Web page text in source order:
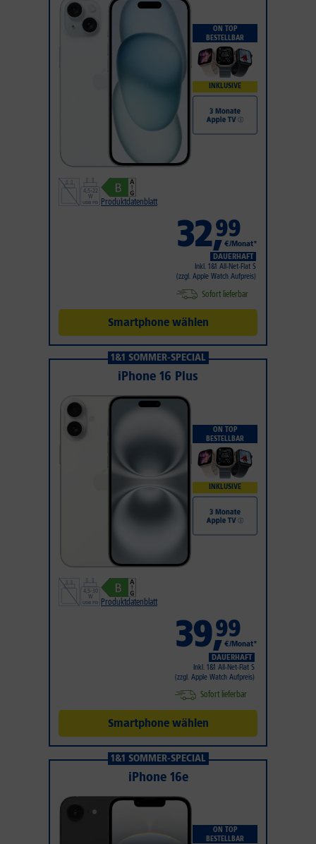
ON TOP
BESTELLBAR
INKLUSIVE
Produktdatenblatt
32,99
€/Monat*
DAUERHAFT
Inkl. 1&1 All-Net-Flat S
(zzgl. Apple Watch Aufpreis)
Sofort lieferbar
Smartphone wählen
1&1 SOMMER-SPECIAL
iPhone 16 Plus
ON TOP
BESTELLBAR
INKLUSIVE
Produktdatenblatt
39,99
€/Monat*
DAUERHAFT
Inkl. 1&1 All-Net-Flat S
(zzgl. Apple Watch Aufpreis)
Sofort lieferbar
Smartphone wählen
1&1 SOMMER-SPECIAL
iPhone 16e
ON TOP
BESTELLBAR